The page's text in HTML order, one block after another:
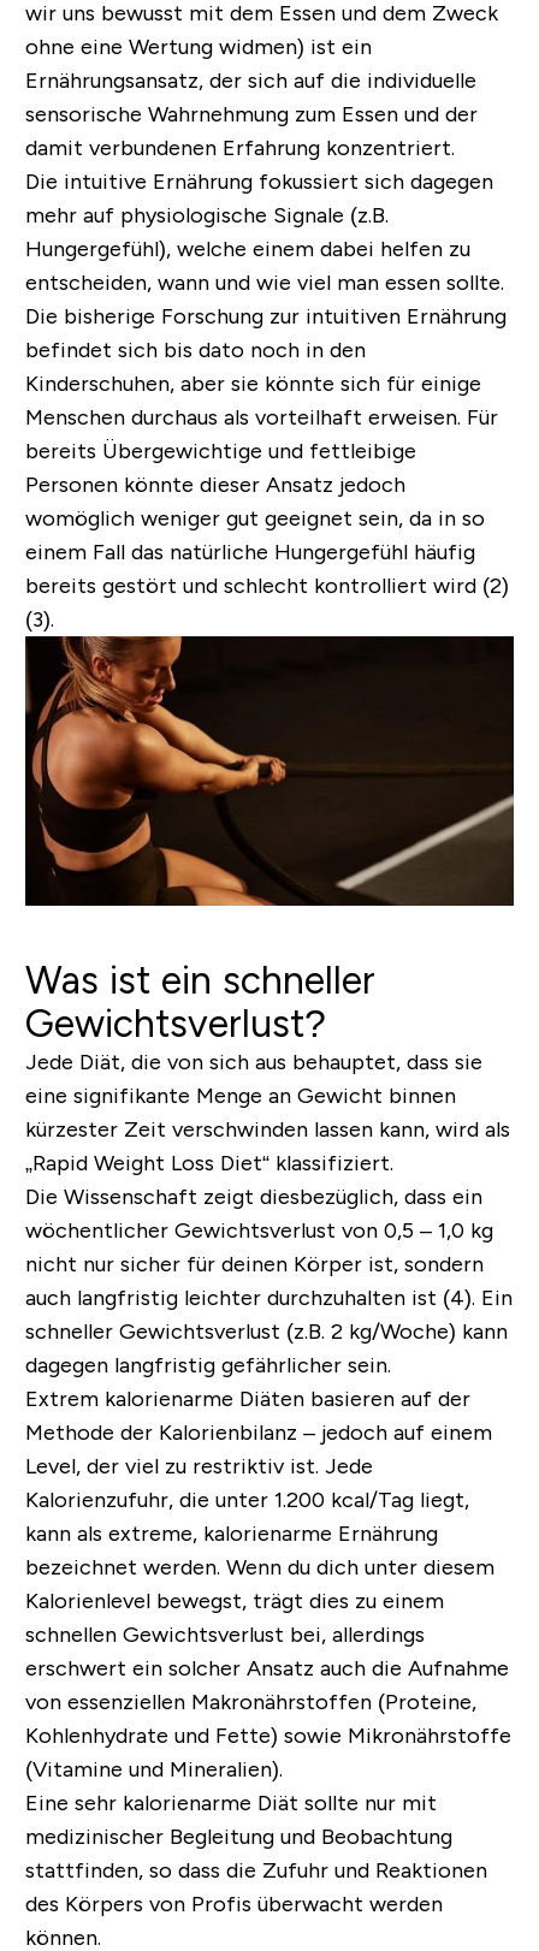
wir uns bewusst mit dem Essen und dem Zweck
ohne eine Wertung widmen) ist ein
Ernährungsansatz, der sich auf die individuelle
sensorische Wahrnehmung zum Essen und der
damit verbundenen Erfahrung konzentriert.
Die intuitive Ernährung fokussiert sich dagegen
mehr auf physiologische Signale (z.B.
Hungergefühl), welche einem dabei helfen zu
entscheiden, wann und wie viel man essen sollte.
Die bisherige Forschung zur intuitiven Ernährung
befindet sich bis dato noch in den
Kinderschuhen, aber sie könnte sich für einige
Menschen durchaus als vorteilhaft erweisen. Für
bereits Übergewichtige und fettleibige
Personen könnte dieser Ansatz jedoch
womöglich weniger gut geeignet sein, da in so
einem Fall das natürliche Hungergefühl häufig
bereits gestört und schlecht kontrolliert wird (2)
(3).
Was ist ein schneller
Gewichtsverlust?
Jede Diät, die von sich aus behauptet, dass sie
eine signifikante Menge an Gewicht binnen
kürzester Zeit verschwinden lassen kann, wird als
„Rapid Weight Loss Diet“ klassifiziert.
Die Wissenschaft zeigt diesbezüglich, dass ein
wöchentlicher Gewichtsverlust von 0,5 – 1,0 kg
nicht nur sicher für deinen Körper ist, sondern
auch langfristig leichter durchzuhalten ist (4). Ein
schneller Gewichtsverlust (z.B. 2 kg/Woche) kann
dagegen langfristig gefährlicher sein.
Extrem kalorienarme Diäten basieren auf der
Methode der Kalorienbilanz – jedoch auf einem
Level, der viel zu restriktiv ist. Jede
Kalorienzufuhr, die unter 1.200 kcal/Tag liegt,
kann als extreme, kalorienarme Ernährung
bezeichnet werden. Wenn du dich unter diesem
Kalorienlevel bewegst, trägt dies zu einem
schnellen Gewichtsverlust bei, allerdings
erschwert ein solcher Ansatz auch die Aufnahme
von essenziellen Makronährstoffen (Proteine,
Kohlenhydrate und Fette) sowie Mikronährstoffe
(Vitamine und Mineralien).
Eine sehr kalorienarme Diät sollte nur mit
medizinischer Begleitung und Beobachtung
stattfinden, so dass die Zufuhr und Reaktionen
des Körpers von Profis überwacht werden
können.